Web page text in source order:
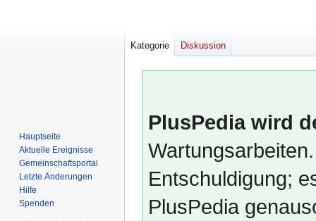
PlusPedia wird
Entschuldigung;
PlusPedia
Kategorie Diskussion
Hauptseite
Aktuelle Ereignisse
Gemeinschafts­portal
Letzte Änderungen
Hilfe
Spenden